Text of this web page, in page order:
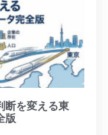
断を変える東
版